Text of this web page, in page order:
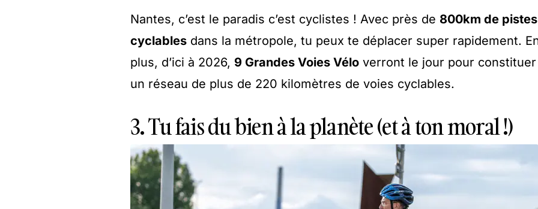
Nantes, c’est le paradis c’est cyclistes ! Avec près de 800km de pistes
cyclables dans la métropole, tu peux te déplacer super rapidement.
plus, d’ici à 2026, 9 Grandes Voies Vélo verront le jour pour constituer
un réseau de plus de 220 kilomètres de voies cyclables.
3. Tu fais du bien à la planète (et à ton moral !)